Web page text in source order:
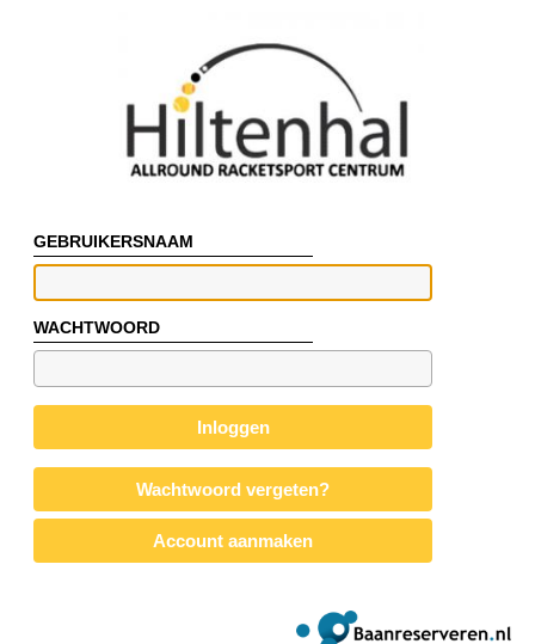
GEBRUIKERSNAAM
WACHTWOORD
Inloggen
Wachtwoord vergeten?
Account aanmaken